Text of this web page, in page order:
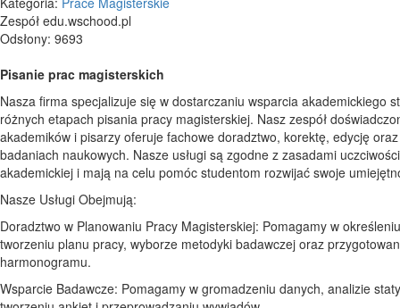
Zespół edu.wschood.pl
Odsłony: 9693
Pisanie prac magisterskich
Nasza firma specjalizuje się w dostarczaniu wsparcia akademickiego
różnych etapach pisania pracy magisterskiej. Nasz zespół
akademików i pisarzy oferuje fachowe doradztwo, korektę, edycję
badaniach naukowych. Nasze usługi są zgodne z zasadami uczciwości
akademickiej i mają na celu pomóc studentom rozwijać swoje
Nasze Usługi Obejmują:
Doradztwo w Planowaniu Pracy Magisterskiej: Pomagamy w
tworzeniu planu pracy, wyborze metodyki badawczej oraz
harmonogramu.
Wsparcie Badawcze: Pomagamy w gromadzeniu danych, analizie